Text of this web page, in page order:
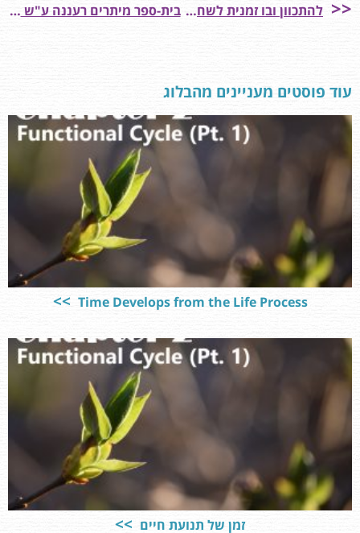
להתכוון ובו זמנית לשחרר את הכוונה בית-ספר מיתרים רעננה ע"ש פראנקל, ברנקו וייס
עוד פוסטים מעניינים מהבלוג
Time Develops from the Life Process
זמן של תנועת חיים